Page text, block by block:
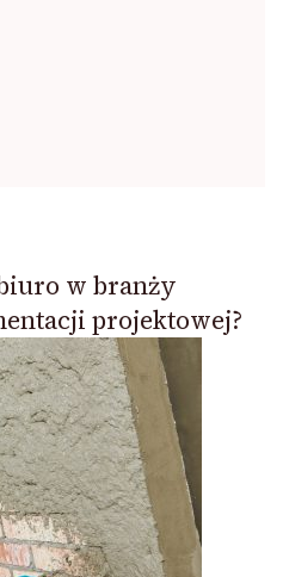
w branży
projektowej?